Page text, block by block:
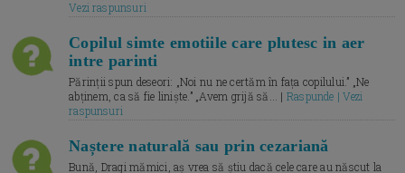
Vezi raspunsuri
Copilul simte emotiile care plutesc in aer
intre parinti
Părinții spun deseori: „Noi nu ne certăm în fața copilului.” „Ne
abținem, ca să fie liniște.” „Avem grijă să... | Raspunde | Vezi
raspunsuri
Naștere naturală sau prin cezariană
Bună, Dragi mămici, aș vrea să știu dacă cele care au născut la